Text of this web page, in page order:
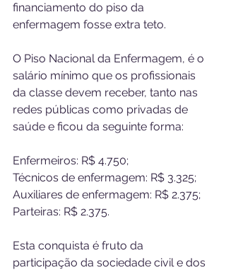
financiamento do piso da
enfermagem fosse extra teto.
O Piso Nacional da Enfermagem, é o
salário mínimo que os profissionais
da classe devem receber, tanto nas
redes públicas como privadas de
saúde e ficou da seguinte forma:
Enfermeiros: R$ 4.750;
Técnicos de enfermagem: R$ 3.325;
Auxiliares de enfermagem: R$ 2.375;
Parteiras: R$ 2.375.
Esta conquista é fruto da
participação da sociedade civil e dos